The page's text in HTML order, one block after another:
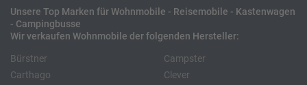
Unsere Top Marken für Wohnmobile - Reisemobile - Kastenwagen
- Campingbusse
Wir verkaufen Wohnmobile der folgenden Hersteller:
Bürstner
Carthago
Campster
Clever